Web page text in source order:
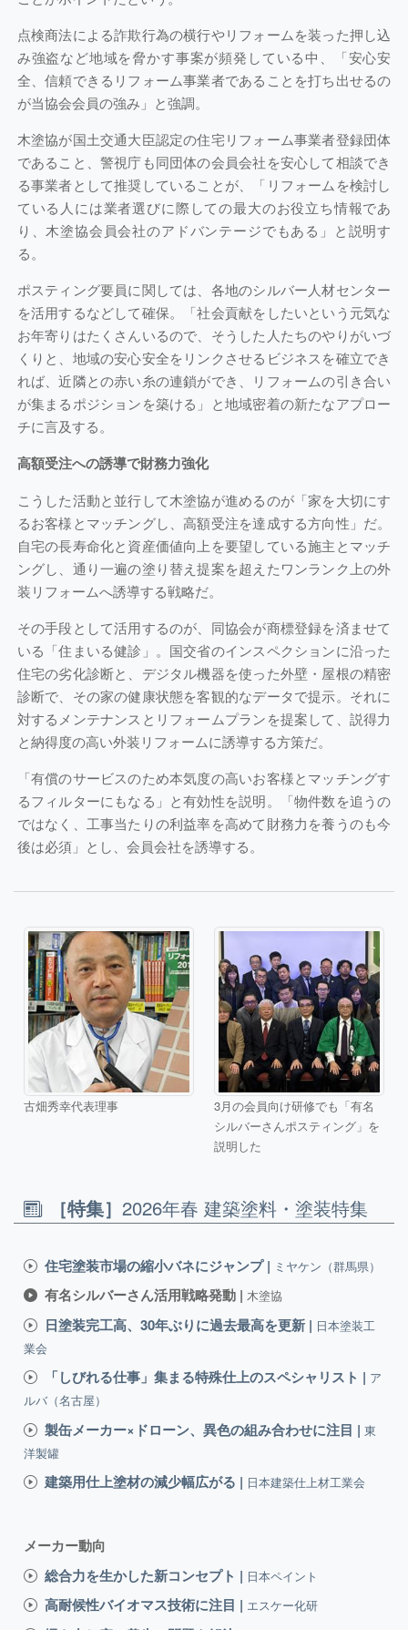
点検商法による詐欺行為の横行やリフォームを装った押し込
み強盗など地域を脅かす事案が頻発している中、「安心安
全、信頼できるリフォーム事業者であることを打ち出せるの
が当協会会員の強み」と強調。
木塗協が国土交通大臣認定の住宅リフォーム事業者登録団体
であること、警視庁も同団体の会員会社を安心して相談でき
る事業者として推奨していることが、「リフォームを検討し
ている人には業者選びに際しての最大のお役立ち情報であ
り、木塗協会員会社のアドバンテージでもある」と説明す
る。
ポスティング要員に関しては、各地のシルバー人材センター
を活用するなどして確保。「社会貢献をしたいという元気な
お年寄りはたくさんいるので、そうした人たちのやりがいづ
くりと、地域の安心安全をリンクさせるビジネスを確立でき
れば、近隣との赤い糸の連鎖ができ、リフォームの引き合い
が集まるポジションを築ける」と地域密着の新たなアプロー
チに言及する。
高額受注への誘導で財務力強化
こうした活動と並行して木塗協が進めるのが「家を大切にす
るお客様とマッチングし、高額受注を達成する方向性」だ。
自宅の長寿命化と資産価値向上を要望している施主とマッチ
ングし、通り一遍の塗り替え提案を超えたワンランク上の外
装リフォームへ誘導する戦略だ。
その手段として活用するのが、同協会が商標登録を済ませて
いる「住まいる健診」。国交省のインスペクションに沿った
住宅の劣化診断と、デジタル機器を使った外壁・屋根の精密
診断で、その家の健康状態を客観的なデータで提示。それに
対するメンテナンスとリフォームプランを提案して、説得力
と納得度の高い外装リフォームに誘導する方策だ。
「有償のサービスのため本気度の高いお客様とマッチングす
るフィルターにもなる」と有効性を説明。「物件数を追うの
ではなく、工事当たりの利益率を高めて財務力を養うのも今
後は必須」とし、会員会社を誘導する。
古畑秀幸代表理事
3月の会員向け研修でも「有名
シルバーさんポスティング」を
説明した
［特集］ 2026年春 建築塗料・塗装特集
住宅塗装市場の縮小バネにジャンプ | ミヤケン（群馬県）
有名シルバーさん活用戦略発動 | 木塗協
日塗装完工高、30年ぶりに過去最高を更新 | 日本塗装工
業会
「しびれる仕事」集まる特殊仕上のスペシャリスト | ア
ルバ（名古屋）
製缶メーカー×ドローン、異色の組み合わせに注目 | 東
洋製罐
建築用仕上塗材の減少幅広がる | 日本建築仕上材工業会
メーカー動向
総合力を生かした新コンセプト | 日本ペイント
高耐候性バイオマス技術に注目 | エスケー化研